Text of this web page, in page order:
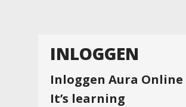
INLOGGEN
Inloggen Aura Online
It’s learning